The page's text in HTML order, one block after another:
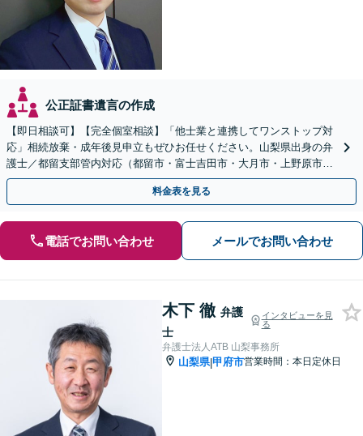
公正証書遺言の作成
【即日相談可】【完全個室相談】「他士業と連携してワンストップ対
応」相続放棄・成年後見申立もぜひお任せください。山梨県出身の弁
護士／都留支部管内対応（都留市・富士吉田市・大月市・上野原市・
富士河口湖町・西桂町ほか）
料金表を見る
電話でお問い合わせ メールでお問い合わせ
木下 徹 弁護
士
インタビューを見
る
弁護士法人ATB 山梨事務所
山梨県|甲府市営業時間：本日定休日